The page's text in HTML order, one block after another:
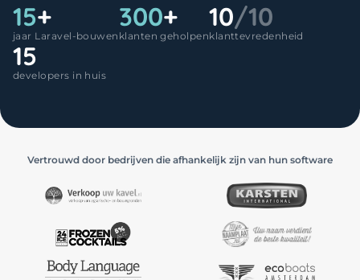
15+
jaar Laravel-bouwen
300+
klanten geholpen
10/10
klanttevredenheid
15
developers in huis
Vertrouwd door bedrijven die afhankelijk zijn van hun software